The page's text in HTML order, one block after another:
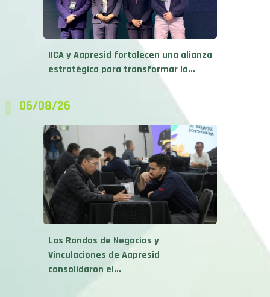
IICA y Aapresid fortalecen una alianza
estratégica para transformar la...
06/08/26
Las Rondas de Negocios y
Vinculaciones de Aapresid
consolidaron el...